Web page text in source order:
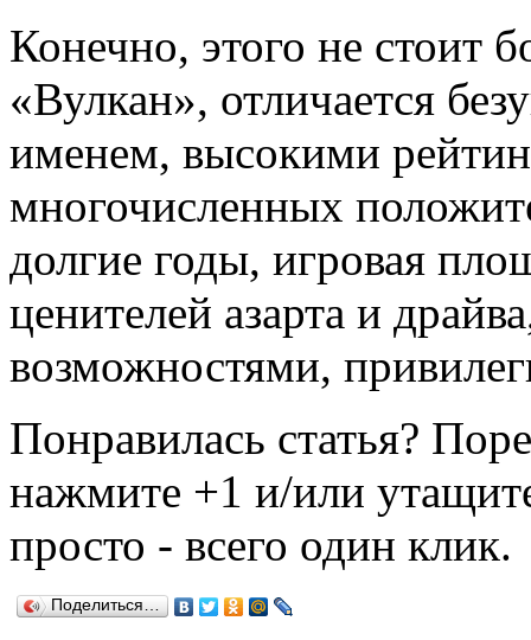
Конечно, этого не стоит
«Вулкан», отличается
именем, высокими
многочисленных
долгие годы, игровая
ценителей азарта и
возможностями,
Понравилась статья?
нажмите +1 и/или
просто - всего один клик.
Поделиться…